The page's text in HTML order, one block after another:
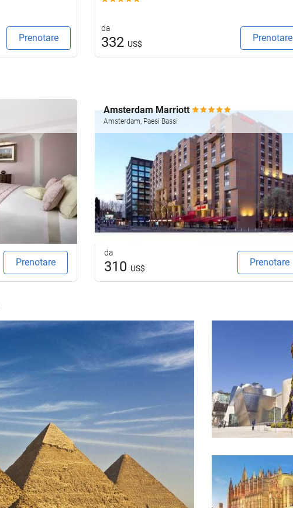
Prenotare
da
332 US$
Prenotare
Prenotare
Amsterdam Marriott
Amsterdam, Paesi Bassi
da
310 US$
Prenotare